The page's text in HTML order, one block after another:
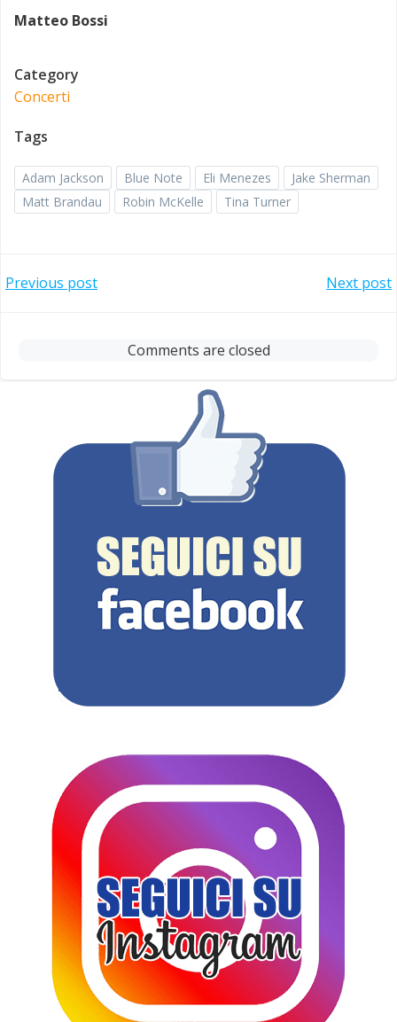
Matteo Bossi
Category
Concerti
Tags
Adam Jackson Blue Note Eli Menezes
Jake Sherman
Matt Brandau
Robin McKelle Tina Turner
Post
navigation
Previous post
navigation
Next post
Comments are closed